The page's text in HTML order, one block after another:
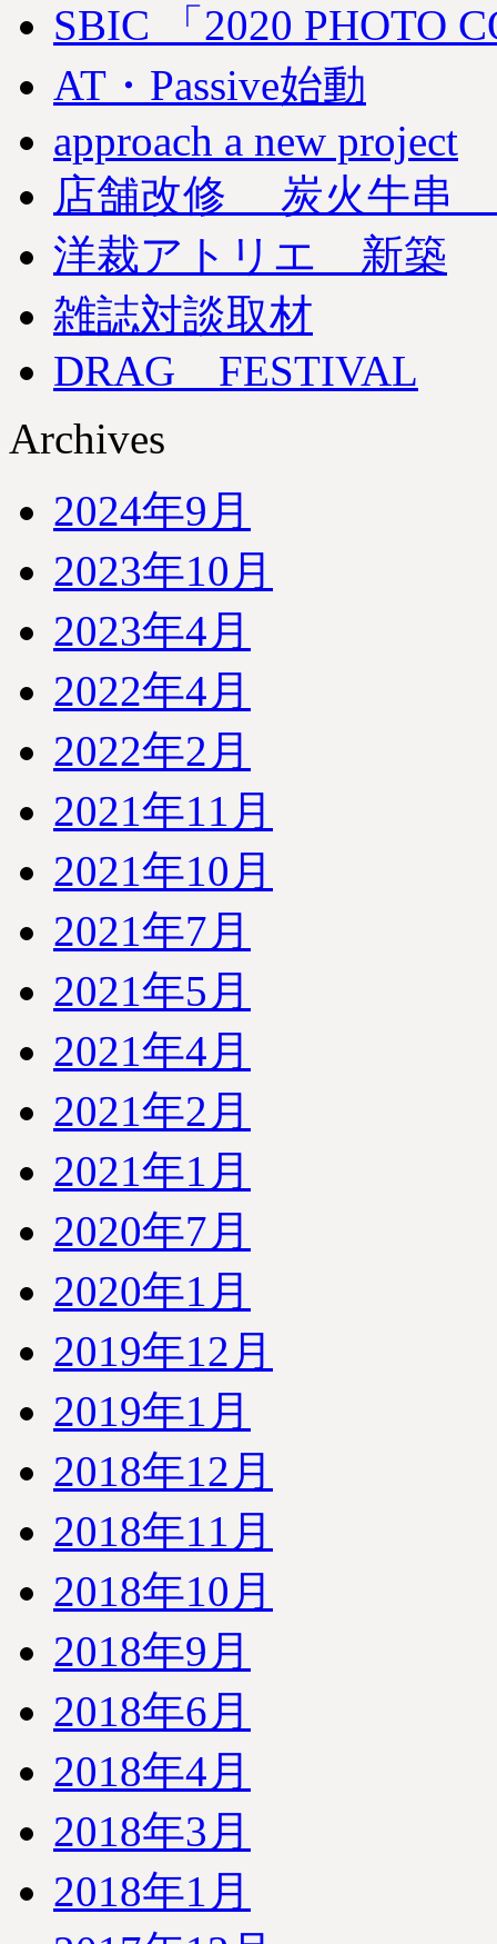
SBIC 「2020 PHOTO
AT・Passive始動
approach a new project
店舗改修 炭火牛串
洋裁アトリエ 新築
雑誌対談取材
DRAG FESTIVAL
Archives
2024年9月
2023年10月
2023年4月
2022年4月
2022年2月
2021年11月
2021年10月
2021年7月
2021年5月
2021年4月
2021年2月
2021年1月
2020年7月
2020年1月
2019年12月
2019年1月
2018年12月
2018年11月
2018年10月
2018年9月
2018年6月
2018年4月
2018年3月
2018年1月